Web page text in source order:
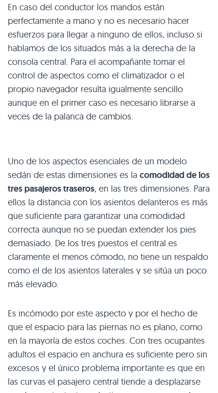
En caso del conductor los mandos están
perfectamente a mano y no es necesario hacer
esfuerzos para llegar a ninguno de ellos, incluso si
hablamos de los situados más a la derecha de la
consola central. Para el acompañante tomar el
control de aspectos como el climatizador o el
propio navegador resulta igualmente sencillo
aunque en el primer caso es necesario librarse a
veces de la palanca de cambios.
Uno de los aspectos esenciales de un modelo
sedán de estas dimensiones es la comodidad de los
tres pasajeros traseros, en las tres dimensiones. Para
ellos la distancia con los asientos delanteros es más
que suficiente para garantizar una comodidad
correcta aunque no se puedan extender los pies
demasiado. De los tres puestos el central es
claramente el menos cómodo, no tiene un respaldo
como el de los asientos laterales y se sitúa un poco
más elevado.
Es incómodo por este aspecto y por el hecho de
que el espacio para las piernas no es plano, como
en la mayoría de estos coches. Con tres ocupantes
adultos el espacio en anchura es suficiente pero sin
excesos y el único problema importante es que en
las curvas el pasajero central tiende a desplazarse